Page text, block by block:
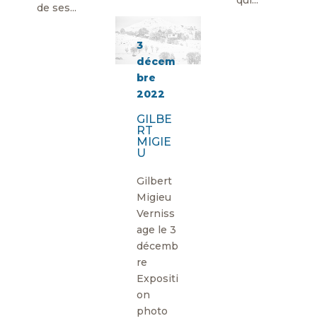
de ses...
3
décem
bre
2022
GILBE
RT
MIGIE
U
Gilbert
Migieu
Verniss
age le 3
décemb
re
Expositi
on
photo